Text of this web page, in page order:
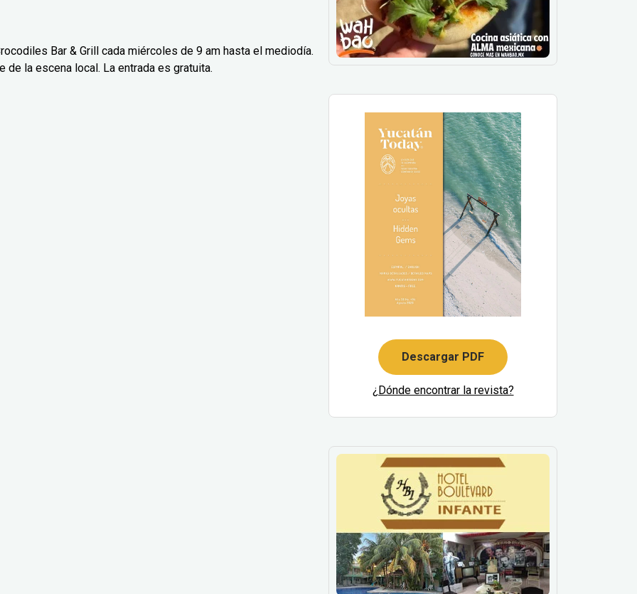
Bar & Grill cada miércoles de 9 am hasta el mediodía.
de la escena local. La entrada es gratuita.
Descargar PDF
¿Dónde encontrar la revista?